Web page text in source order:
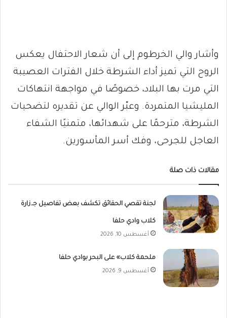
وأشار والي الخرطوم إلى أن شعار الاحتفال يعكس
الروح التي تميز أداء الشرطة خلال الفترات العصيبة
التي مرت بها البلاد، خصوصًا في مواجهة انتهاكات
المليشيا المتمردة. وعبّر الوالي عن تقديره لتضحيات
الشرطة، مترحمًا على شهدائها، متمنيًا الشفاء
العاجل للجرحى، وفك أسر المأسورين.
مقالات ذات صلة
لجنة تقصي الحقائق تكشف بعض تفاصيل جـ.زارة
كلاب وادي حلفا
أغسطس 10, 2026
ملحمة كلاب» على البحر بوادي حلفا
أغسطس 9, 2026